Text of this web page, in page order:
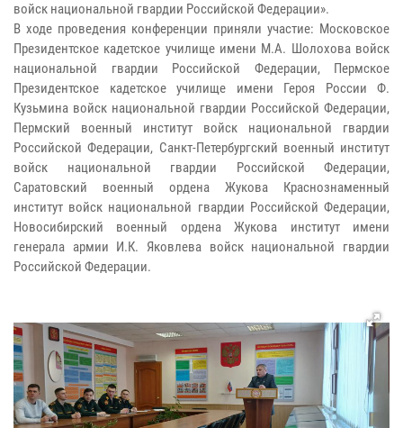
войск национальной гвардии Российской Федерации».
В ходе проведения конференции приняли участие: Московское
Президентское кадетское училище имени М.А. Шолохова войск
национальной гвардии Российской Федерации, Пермское
Президентское кадетское училище имени Героя России Ф.
Кузьмина войск национальной гвардии Российской Федерации,
Пермский военный институт войск национальной гвардии
Российской Федерации, Санкт-Петербургский военный институт
войск национальной гвардии Российской Федерации,
Саратовский военный ордена Жукова Краснознаменный
институт войск национальной гвардии Российской Федерации,
Новосибирский военный ордена Жукова институт имени
генерала армии И.К. Яковлева войск национальной гвардии
Российской Федерации.